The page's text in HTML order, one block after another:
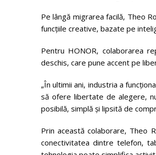
Pe lângă migrarea facilă, Theo
funcțiile creative, bazate pe
Pentru HONOR, colaborarea
deschis, care pune accent pe
„În ultimii ani, industria a
să ofere libertate de alegere,
posibilă, simplă și lipsită de
Prin această colaborare, Theo
conectivitatea dintre telefon,